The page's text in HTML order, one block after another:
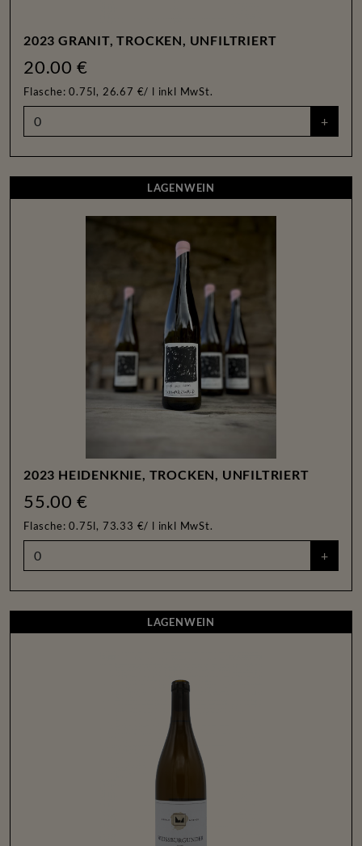
2023 GRANIT, TROCKEN, UNFILTRIERT
20.00 €
Flasche: 0.75l, 26.67 €/ l inkl MwSt.
+
LAGENWEIN
2023 HEIDENKNIE, TROCKEN, UNFILTRIERT
55.00 €
Flasche: 0.75l, 73.33 €/ l inkl MwSt.
+
LAGENWEIN